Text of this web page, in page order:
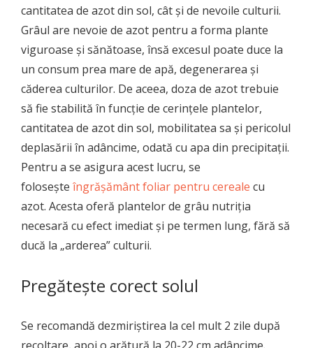
cantitatea de azot din sol, cât și de nevoile culturii.
Grâul are nevoie de azot pentru a forma plante
viguroase și sănătoase, însă excesul poate duce la
un consum prea mare de apă, degenerarea și
căderea culturilor. De aceea, doza de azot trebuie
să fie stabilită în funcție de cerințele plantelor,
cantitatea de azot din sol, mobilitatea sa și pericolul
deplasării în adâncime, odată cu apa din precipitații.
Pentru a se asigura acest lucru, se
foloseşte îngrăşământ foliar pentru cereale cu
azot. Acesta oferă plantelor de grâu nutriția
necesară cu efect imediat și pe termen lung, fără să
ducă la „arderea” culturii.
Pregătește corect solul
Se recomandă dezmiriștirea la cel mult 2 zile după